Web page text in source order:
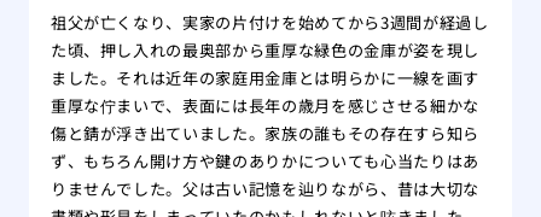
祖父が亡くなり、実家の片付けを始めてから3週間が経過し
た頃、押し入れの最奥部から重厚な緑色の金庫が姿を現し
ました。それは近年の家庭用金庫とは明らかに一線を画す
重厚な佇まいで、表面には長年の歳月を感じさせる細かな
傷と錆が浮き出ていました。家族の誰もその存在すら知ら
ず、もちろん開け方や鍵のありかについても心当たりはあ
りませんでした。父は古い記憶を辿りながら、昔は大切な